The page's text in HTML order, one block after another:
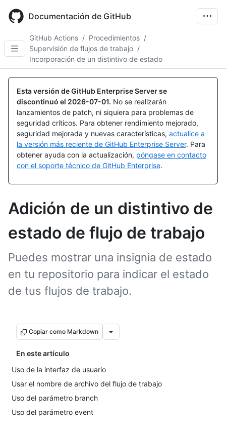
main
Documentación de GitHub
GitHub Actions / Procedimientos /
Supervisión de flujos de trabajo /
Incorporación de un distintivo de estado
Esta versión de GitHub Enterprise Server se
discontinuó el 2026-07-01. No se realizarán
lanzamientos de patch, ni siquiera para problemas de
seguridad críticos. Para obtener rendimiento mejorado,
seguridad mejorada y nuevas características, actualice a
la versión más reciente de GitHub Enterprise Server. Para
obtener ayuda con la actualización, póngase en contacto
con el soporte técnico de GitHub Enterprise.
Adición de un distintivo de
estado de flujo de trabajo
Puedes mostrar una insignia de estado
en tu repositorio para indicar el estado
de tus flujos de trabajo.
Copiar como Markdown
En este artículo
Uso de la interfaz de usuario
Usar el nombre de archivo del flujo de trabajo
Uso del parámetro branch
Uso del parámetro event